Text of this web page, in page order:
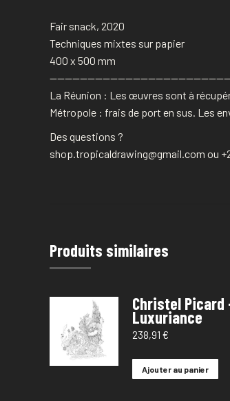
Fair snack, 2020
Techniques mixtes sur papier
400 x 500 mm
La Réunion : Les œuvres sont à
Métropole : frais de port en sus. Les
Des questions ?
shop.tropicaldrawing@gmail.com ou
Produits similaires
Christel Picard
Luxuriance
238,91 €
Ajouter au panier